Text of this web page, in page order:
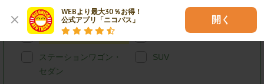
WEBより最大30％お得！
公式アプリ「ニコパス」
開く
車種別で探す
軽自動車
ステーションワゴン・
セダン
SUV